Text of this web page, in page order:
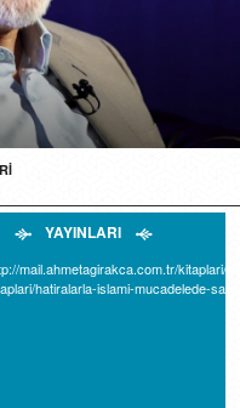
YAYINLARI
mail.ahmetagirakca.com.tr/kitaplari/telif-
hatiralarla-islami-mucadelede-